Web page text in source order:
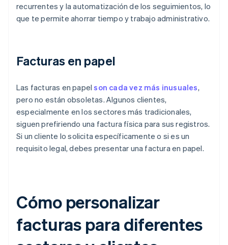
recurrentes y la automatización de los seguimientos, lo
que te permite ahorrar tiempo y trabajo administrativo.
Facturas en papel
Las facturas en papelson cada vez más inusuales,
pero no están obsoletas. Algunos clientes,
especialmente en los sectores más tradicionales,
siguen prefiriendo una factura física para sus registros.
Si un cliente lo solicita específicamente o si es un
requisito legal, debes presentar una factura en papel.
Cómo personalizar
facturas para diferentes